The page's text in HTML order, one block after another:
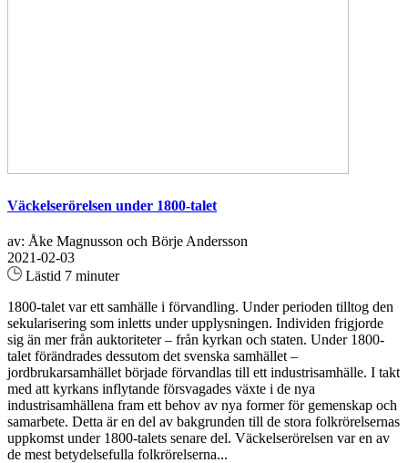
Väckelserörelsen under 1800-talet
av: Åke Magnusson och Börje Andersson
2021-02-03
Lästid 7 minuter
1800-talet var ett samhälle i förvandling. Under perioden tilltog den
sekularisering som inletts under upplysningen. Individen frigjorde
sig än mer från auktoriteter – från kyrkan och staten. Under 1800-
talet förändrades dessutom det svenska samhället –
jordbrukarsamhället började förvandlas till ett industrisamhälle. I takt
med att kyrkans inflytande försvagades växte i de nya
industrisamhällena fram ett behov av nya former för gemenskap och
samarbete. Detta är en del av bakgrunden till de stora folkrörelsernas
uppkomst under 1800-talets senare del. Väckelserörelsen var en av
de mest betydelsefulla folkrörelserna...